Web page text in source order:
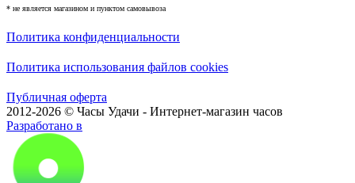
* не является магазином и пунктом самовывоза
Политика конфиденциальности
Политика использования файлов cookies
Публичная оферта
2012-2026 © Часы Удачи - Интернет-магазин часов
Разработано в